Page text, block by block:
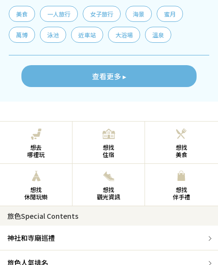
美食 一人旅行 女子旅行 海景 蜜月
萬博 泳池 近車站 大浴場 溫泉
查看更多 ▸
想去
哪裡玩
想找
住宿
想找
美食
想找
休閒玩樂
想找
觀光資訊
想找
伴手禮
旅色Special Contents
神社和寺廟巡禮
旅色人氣排名